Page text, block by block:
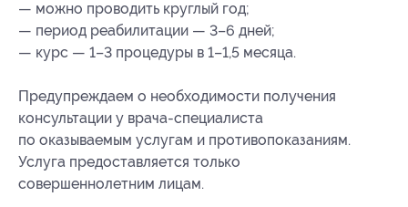
— можно проводить круглый год;
— период реабилитации — 3–6 дней;
— курс — 1–3 процедуры в 1–1,5 месяца.
Предупреждаем о необходимости получения
консультации у врача-специалиста
по оказываемым услугам и противопоказаниям.
Услуга предоставляется только
совершеннолетним лицам.